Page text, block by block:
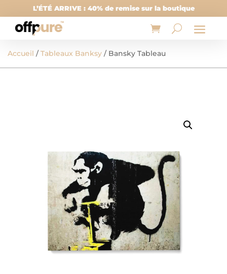
L’ÉTÉ ARRIVE : 40% de remise sur la boutique
Accueil /Tableaux Banksy / Bansky Tableau